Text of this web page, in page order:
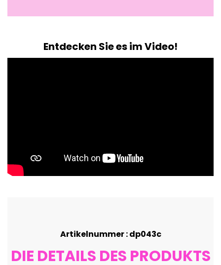
Entdecken Sie es im Video!
Artikelnummer : dp043c
DIE DETAILS DES PRODUKTS